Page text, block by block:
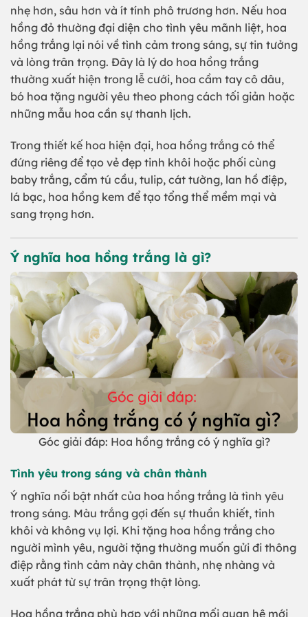
nhẹ hơn, sâu hơn và ít tính phô trương hơn. Nếu hoa
hồng đỏ thường đại diện cho tình yêu mãnh liệt, hoa
hồng trắng lại nói về tình cảm trong sáng, sự tin tưởng
và lòng trân trọng. Đây là lý do hoa hồng trắng
thường xuất hiện trong lễ cưới, hoa cầm tay cô dâu,
bó hoa tặng người yêu theo phong cách tối giản hoặc
những mẫu hoa cần sự thanh lịch.
Trong thiết kế hoa hiện đại, hoa hồng trắng có thể
đứng riêng để tạo vẻ đẹp tinh khôi hoặc phối cùng
baby trắng, cẩm tú cầu, tulip, cát tường, lan hồ điệp,
lá bạc, hoa hồng kem để tạo tổng thể mềm mại và
sang trọng hơn.
Ý nghĩa hoa hồng trắng là gì?
Góc giải đáp: Hoa hồng trắng có ý nghĩa gì?
Tình yêu trong sáng và chân thành
Ý nghĩa nổi bật nhất của hoa hồng trắng là tình yêu
trong sáng. Màu trắng gợi đến sự thuần khiết, tinh
khôi và không vụ lợi. Khi tặng hoa hồng trắng cho
người mình yêu, người tặng thường muốn gửi đi thông
điệp rằng tình cảm này chân thành, nhẹ nhàng và
xuất phát từ sự trân trọng thật lòng.
Hoa hồng trắng phù hợp với những mối quan hệ mới